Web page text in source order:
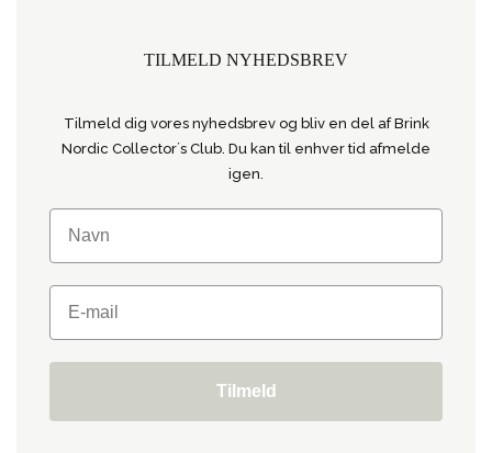
TILMELD NYHEDSBREV
Tilmeld dig vores nyhedsbrev og bliv en del af Brink
Nordic Collector´s Club. Du kan til enhver tid afmelde
igen.
Tilmeld